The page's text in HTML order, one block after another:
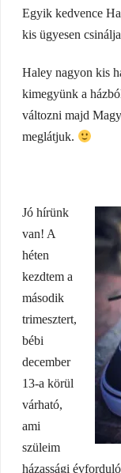
Egyik kedvence
kis ügyesen
Haley nagyon kis
kimegyünk a
változni majd
meglátjuk.
Jó hírünk
van! A
héten
kezdtem a
második
trimesztert,
bébi
december
13-a körül
várható,
ami
szüleim
házassági